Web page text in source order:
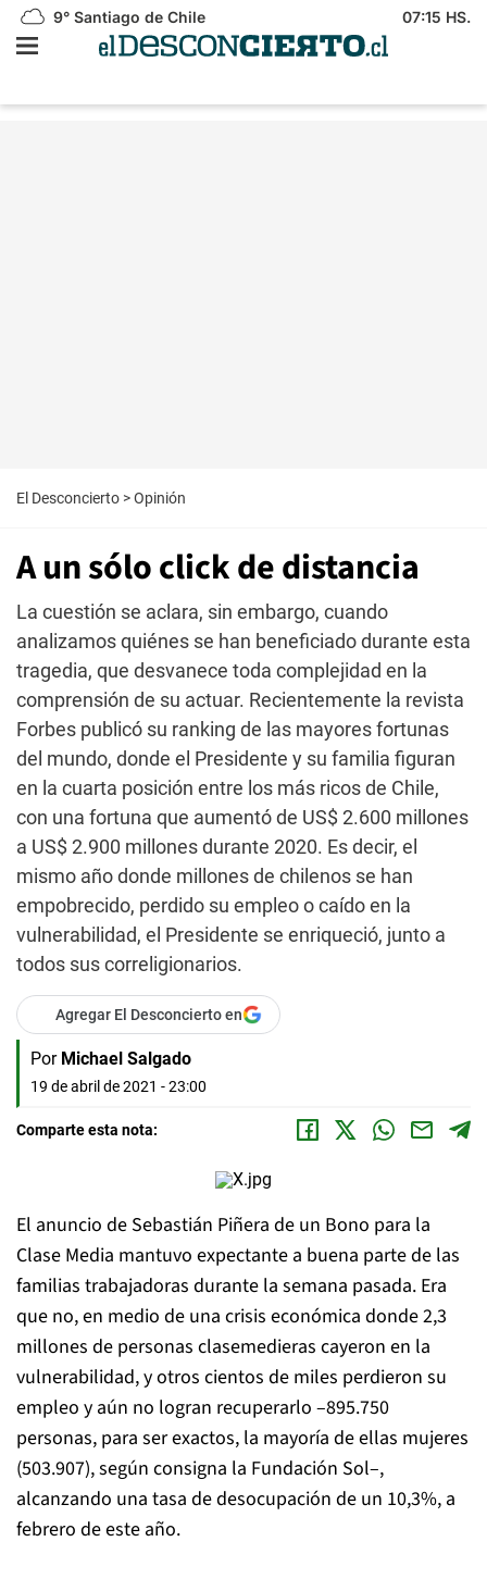
9° Santiago de Chile 07:15 HS.
El Desconcierto >Opinión
A un sólo click de distancia
La cuestión se aclara, sin embargo, cuando
analizamos quiénes se han beneficiado durante esta
tragedia, que desvanece toda complejidad en la
comprensión de su actuar. Recientemente la revista
Forbes publicó su ranking de las mayores fortunas
del mundo, donde el Presidente y su familia figuran
en la cuarta posición entre los más ricos de Chile,
con una fortuna que aumentó de US$ 2.600 millones
a US$ 2.900 millones durante 2020. Es decir, el
mismo año donde millones de chilenos se han
empobrecido, perdido su empleo o caído en la
vulnerabilidad, el Presidente se enriqueció, junto a
todos sus correligionarios.
Agregar El Desconcierto en
Por Michael Salgado
19 de abril de 2021 - 23:00
Comparte esta nota:
El anuncio de Sebastián Piñera de un Bono para la
Clase Media mantuvo expectante a buena parte de las
familias trabajadoras durante la semana pasada. Era
que no, en medio de una crisis económica donde 2,3
millones de personas clasemedieras cayeron en la
vulnerabilidad, y otros cientos de miles perdieron su
empleo y aún no logran recuperarlo –895.750
personas, para ser exactos, la mayoría de ellas mujeres
(503.907), según consigna la Fundación Sol–,
alcanzando una tasa de desocupación de un 10,3%, a
febrero de este año.